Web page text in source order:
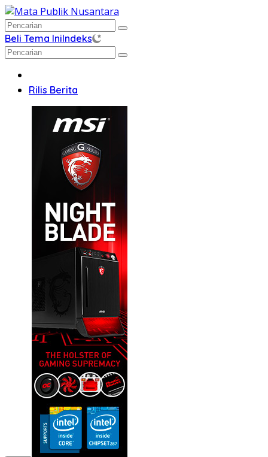
Langsung
ke
konten
Beli Tema IniIndeks
Rilis Berita